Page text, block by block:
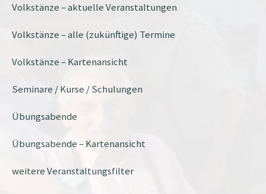
Volkstänze – aktuelle Veranstaltungen
Volkstänze – alle (zukünftige) Termine
Volkstänze – Kartenansicht
Seminare / Kurse / Schulungen
Übungsabende
Übungsabende – Kartenansicht
weitere Veranstaltungsfilter